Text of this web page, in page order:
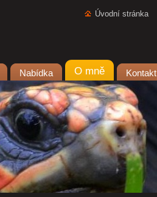
Úvodní stránka
Nabídka O mně Kontakt